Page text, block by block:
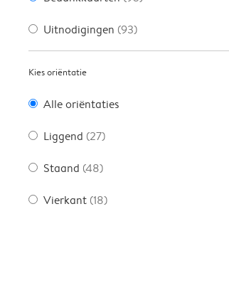
Uitnodigingen (93)
Kies oriëntatie
Alle oriëntaties
Liggend (27)
Staand (48)
Vierkant (18)